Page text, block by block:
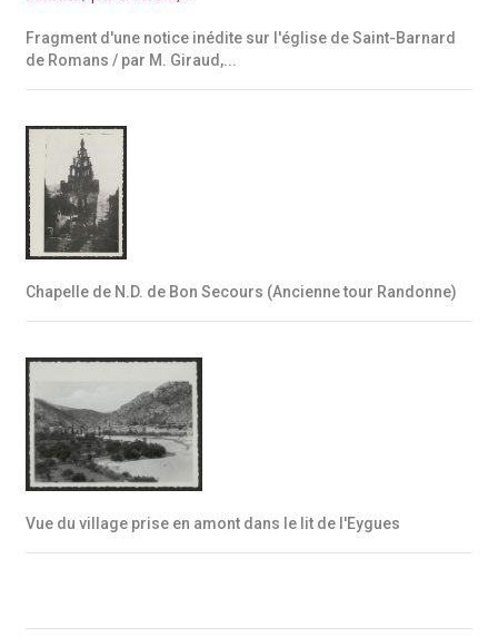
Fragment d'une notice inédite sur l'église de Saint-Barnard
de Romans / par M. Giraud,...
Chapelle de N.D. de Bon Secours (Ancienne tour Randonne)
Vue du village prise en amont dans le lit de l'Eygues